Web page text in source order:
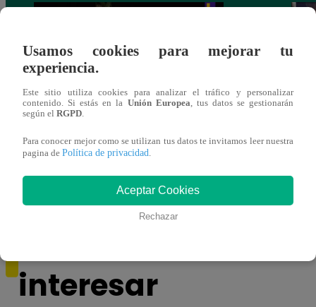
Monique Pardo y Adriana Zubiate jugaron
a la ‘Carta dulce’ en Noche de Patas
interesar
Usamos cookies para mejorar tu
experiencia.
Este sitio utiliza cookies para analizar el tráfico y personalizar
contenido. Si estás en la Unión Europea , tus datos se gestionarán
según el RGPD
Para conocer mejor como se utilizan tus datos te invitamos leer nuestra
pagina de Política de privacidad
Aceptar Cookies
Rechazar